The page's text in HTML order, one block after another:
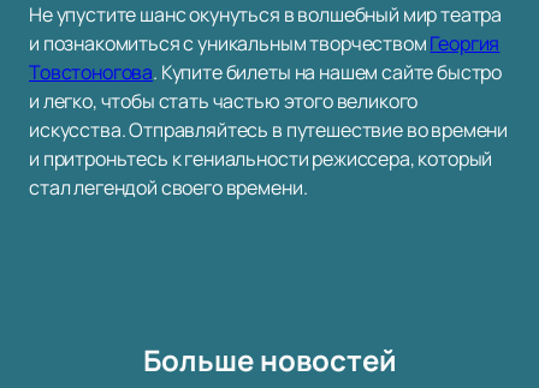
Не упустите шанс окунуться в волшебный мир театра
и познакомиться с уникальным творчествомГеоргия
Товстоногова. Купите билеты на нашем сайте быстро
и легко, чтобы стать частью этого великого
искусства. Отправляйтесь в путешествие во времени
и притроньтесь к гениальности режиссера, который
стал легендой своего времени.
Больше новостей